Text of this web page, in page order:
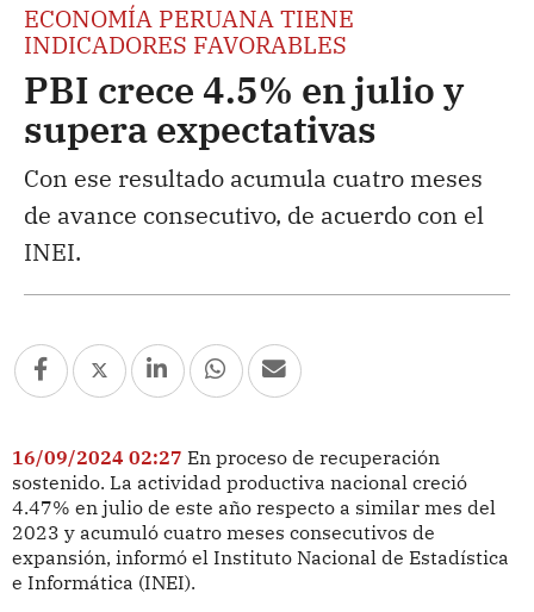
ECONOMÍA PERUANA TIENE
INDICADORES FAVORABLES
PBI crece 4.5% en julio y
supera expectativas
Con ese resultado acumula cuatro meses
de avance consecutivo, de acuerdo con el
INEI.
16/09/2024 02:27 En proceso de recuperación
sostenido. La actividad productiva nacional creció
4.47% en julio de este año respecto a similar mes del
2023 y acumuló cuatro meses consecutivos de
expansión, informó el Instituto Nacional de Estadística
e Informática (INEI).